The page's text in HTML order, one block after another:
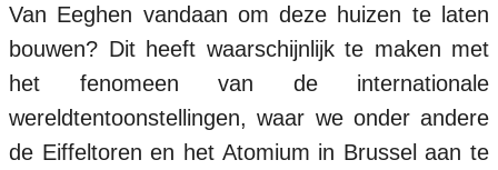
Van Eeghen vandaan om deze huizen te laten
bouwen? Dit heeft waarschijnlijk te maken met
het fenomeen van de internationale
wereldtentoonstellingen, waar we onder andere
de Eiffeltoren en het Atomium in Brussel aan te